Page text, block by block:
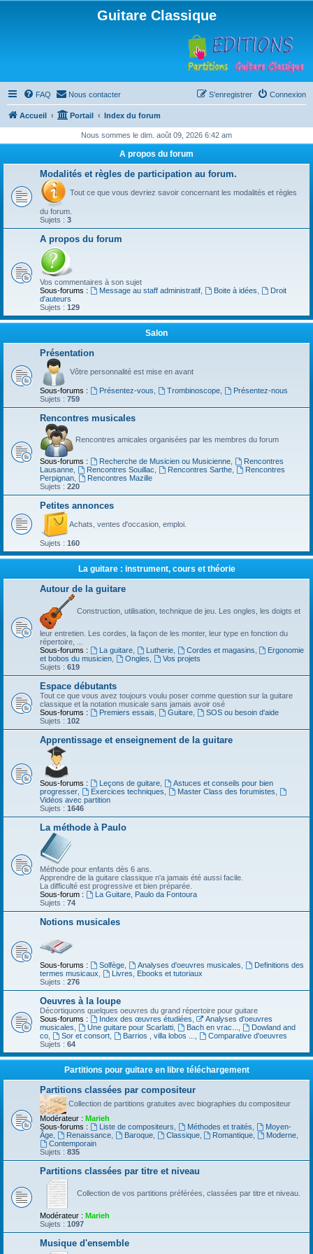
Guitare Classique
FAQ Nous contacter Connexion
S’enregistrer
Accueil Portail Index du forum
Nous sommes le dim. août 09, 2026 6:42 am
A propos du forum
Modalités et règles de participation au forum.
Tout ce que vous devriez savoir concernant les modalités et règles
du forum.
Sujets : 3
A propos du forum
Vos commentaires à son sujet
Sous-forums :
Message au staff administratif, Boite à idées
Droit
d'auteurs
Sujets : 129
Salon
Présentation
Vôtre personnalité est mise en avant
Sous-forums : Présentez-vous Trombinoscope,
Présentez-nous
Sujets : 759
Rencontres musicales
Rencontres amicales organisées par les membres du forum
Sous-forums : Recherche de Musicien ou Musicienne,
Rencontres
Lausanne
Rencontres Souillac Rencontres Sarthe,
Rencontres
Perpignan
Rencontres Mazille
Sujets : 220
Petites annonces
Achats, ventes d'occasion, emploi.
Sujets : 160
La guitare : instrument, cours et théorie
Autour de la guitare
Construction, utilisation, technique de jeu. Les ongles, les doigts et
leur entretien. Les cordes, la façon de les monter, leur type en fonction du
répertoire, ...
Sous-forums :
La guitare, Lutherie, Cordes et magasins
Ergonomie
et bobos du musicien
Ongles
Vos projets
Sujets : 619
Espace débutants
Tout ce que vous avez toujours voulu poser comme question sur la guitare
classique et la notation musicale sans jamais avoir osé
Sous-forums :
Premiers essais Guitare,
SOS ou besoin d'aide
Sujets : 102
Apprentissage et enseignement de la guitare
Sous-forums : Leçons de guitare,
Astuces et conseils pour bien
progresser
Exercices techniques Master Class des forumistes
Vidéos avec partition
Sujets : 1646
La méthode à Paulo
Méthode pour enfants dès 6 ans.
Apprendre de la guitare classique n'a jamais été aussi facile.
La difficulté est progressive et bien préparée.
Sous-forum :
La Guitare, Paulo da Fontoura
Sujets : 74
Notions musicales
Sous-forums : Solfège, Analyses d'oeuvres musicales
Definitions des
termes musicaux
Livres, Ebooks et tutoriaux
Sujets : 276
Oeuvres à la loupe
Décortiquons quelques oeuvres du grand répertoire pour guitare
Sous-forums :
Index des œuvres étudiées
Analyses d'oeuvres
musicales
Une guitare pour Scarlatti, Bach en vrac...
Dowland and
co
Sor et consort, Barrios , villa lobos ...
Comparative d'oeuvres
Sujets : 64
Partitions pour guitare en libre téléchargement
Partitions classées par compositeur
Collection de partitions gratuites avec biographies du compositeur
Modérateur : Marieh
Sous-forums :
Liste de compositeurs Méthodes et traités
Moyen-
Âge
Renaissance, Baroque, Classique, Romantique Moderne
Contemporain
Sujets : 835
Partitions classées par titre et niveau
Collection de vos partitions préférées, classées par titre et niveau.
Modérateur : Marieh
Sujets : 1097
Musique d'ensemble